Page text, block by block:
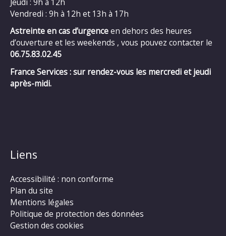
Vendredi : 9h à 12h et 13h à 17h
Astreinte en cas d’urgenceen dehors des heures
d’ouverture et les weekends , vous pouvez contacter le
06.75.83.02.45
France Services : sur rendez-vous les mercredi et jeudi
après-midi.
Liens
Accessibilité : non conforme
Plan du site
Mentions légales
Politique de protection des données
Gestion des cookies